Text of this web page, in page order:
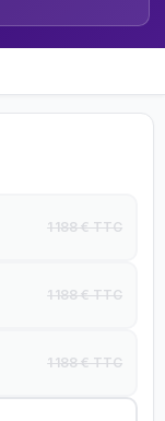
1 188 € TTC
1 188 € TTC
1 188 € TTC